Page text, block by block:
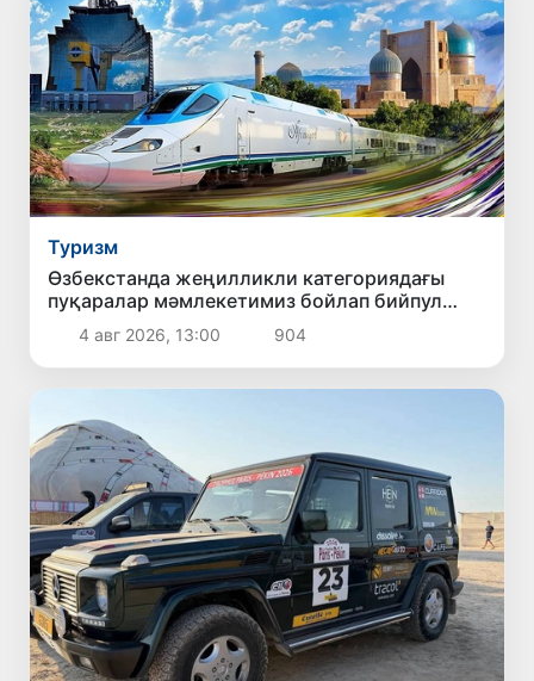
Туризм
Өзбекстанда жеңилликли категориядағы
пуқаралар мәмлекетимиз бойлап бийпул
ямаса шегирме менен саяхат етиўи мүмкин
болады
4 авг 2026, 13:00 904